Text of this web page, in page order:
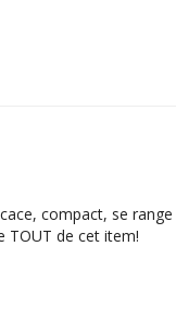
compact, se range
TOUT de cet item!